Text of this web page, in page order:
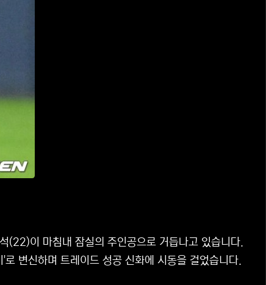
(22)이 마침내 잠실의 주인공으로 거듭나고 있습니다.
변신하며 트레이드 성공 신화에 시동을 걸었습니다.